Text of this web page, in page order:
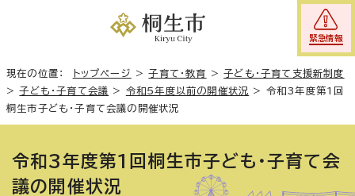
緊急情報
現在の位置： トップページ >子育て・教育 >子ども・子育て支援新制度
>子ども・子育て会議 > 令和5年度以前の開催状況 > 令和3年度第1回
桐生市子ども・子育て会議の開催状況
令和3年度第1回桐生市子ども・子育て会
議の開催状況